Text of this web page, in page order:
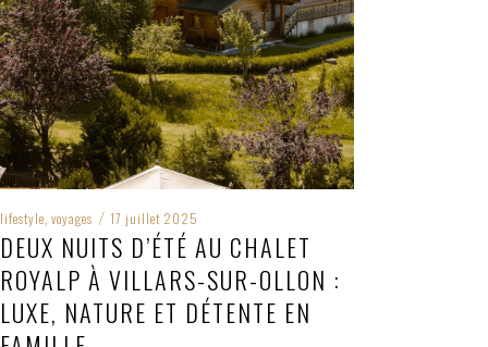
lifestyle voyages / 17 juillet 2025
DEUX NUITS D’ÉTÉ AU CHALET
ROYALP À VILLARS-SUR-OLLON :
LUXE, NATURE ET DÉTENTE EN